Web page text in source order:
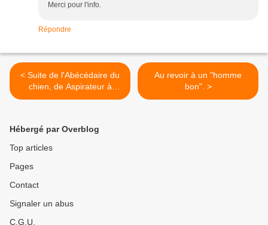
Merci pour l'info.
Répondre
< Suite de l'Abécédaire du
chien, de Aspirateur à
Collier anti-aboiement
Au revoir à un "homme
bon". >
Hébergé par Overblog
Top articles
Pages
Contact
Signaler un abus
C.G.U.